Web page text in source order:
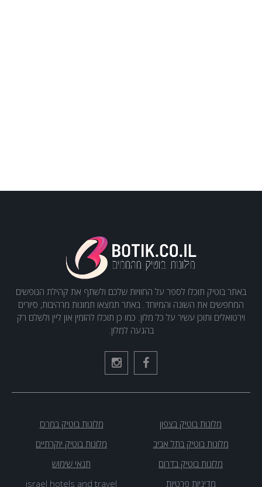
באתר בוטיק תוכלו לספר על החוויות שלכם ולשתף את קהילת הנופשים
המחפשים את השונה והמיוחד. באתר תמצאו תמונות מרהיבות, סיורים
וירטואלים ותוכן עשיר על כל מלון. כמו כן תוכלו להזמין און ליין ולשלם רק
בהגעה למלון.
מלונות בוטיק בצפון
מלונות בוטיק במרכז
מלונות בוטיק בתל אביב
מלונות בוטיק יוקרתיים
מלונות בוטיק בדרום
תנאי שימוש
מדיניות פרטיות
israel hotels and travel